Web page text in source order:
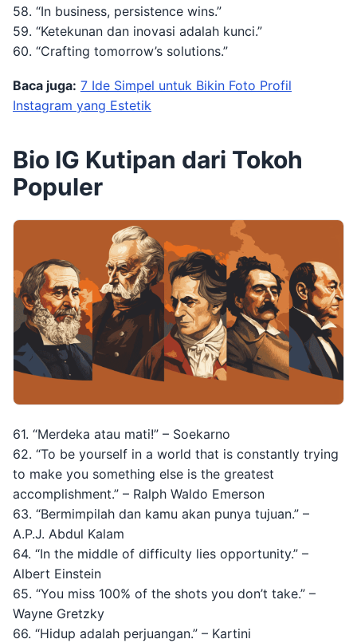
58. “In business, persistence wins.”
59. “Ketekunan dan inovasi adalah kunci.”
60. “Crafting tomorrow’s solutions.”
Baca juga: 7 Ide Simpel untuk Bikin Foto Profil
Instagram yang Estetik
Bio IG Kutipan dari Tokoh
Populer
61. “Merdeka atau mati!” – Soekarno
62. “To be yourself in a world that is constantly trying
to make you something else is the greatest
accomplishment.” – Ralph Waldo Emerson
63. “Bermimpilah dan kamu akan punya tujuan.” –
A.P.J. Abdul Kalam
64. “In the middle of difficulty lies opportunity.” –
Albert Einstein
65. “You miss 100% of the shots you don’t take.” –
Wayne Gretzky
66. “Hidup adalah perjuangan.” – Kartini